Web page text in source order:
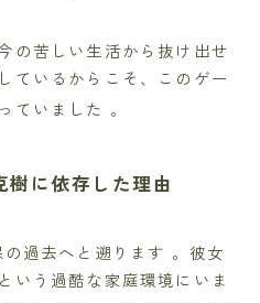
の苦しい生活から抜け出せ
ているからこそ、このゲー
ていました 。
樹に依存した理由
過去へと遡ります 。彼女
いう過酷な家庭環境にいま